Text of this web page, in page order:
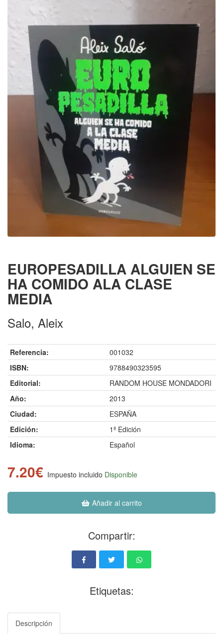
EUROPESADILLA ALGUIEN SE
HA COMIDO ALA CLASE
MEDIA
Salo, Aleix
Referencia:
001032
ISBN:
9788490323595
Editorial:
RANDOM HOUSE MONDADORI
Año:
2013
Ciudad:
ESPAÑA
Edición:
1ª Edición
Idioma:
Español
7.20€ Impuesto incluido Disponible
Añadir al carrito
Compartir:
Etiquetas:
Descripción